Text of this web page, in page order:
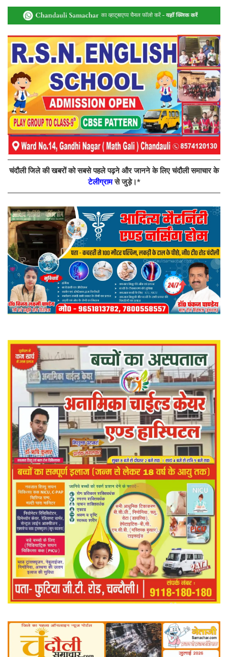
चंदौली जिले की खबरों को सबसे पहले पढ़ने और जानने के लिए चंदौली समाचार के
टेलीग्रामसे जुड़े।*